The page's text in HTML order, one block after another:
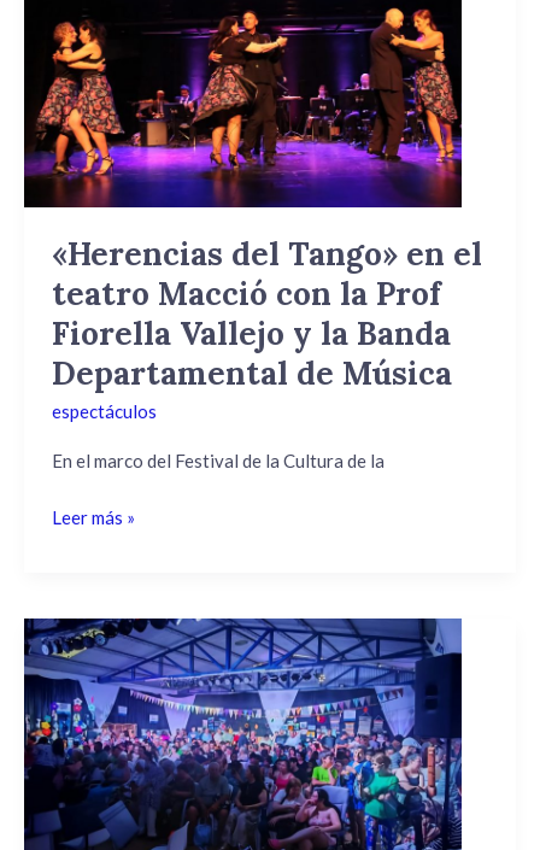
«Herencias del Tango» en el
teatro Macció con la Prof
Fiorella Vallejo y la Banda
Departamental de Música
espectáculos
En el marco del Festival de la Cultura de la
Tango»
en
el
teatro
Macció
con
la
Fiorella
Vallejo
y
la
Banda
Departamental
Música
Leer más »
Actividades
culturales
desconcentradas
de
la
Intendencia
en
Ciudad